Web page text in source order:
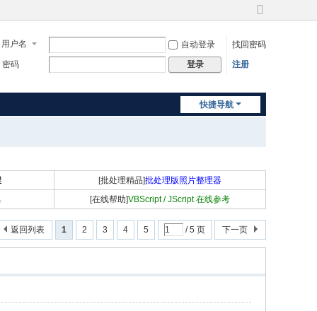
切
到
用户名 自动登录
找回密码
密码
登录 注册
快捷导航
[批处理精品]批处理版照片整理器
[在线帮助]VBScript / JScript 在线参考
1 2 3 4 5 / 5 页 下一页
返回列表